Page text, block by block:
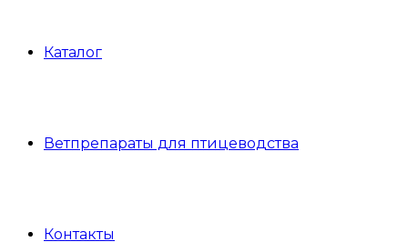
Каталог
Ветпрепараты для птицеводства
Контакты